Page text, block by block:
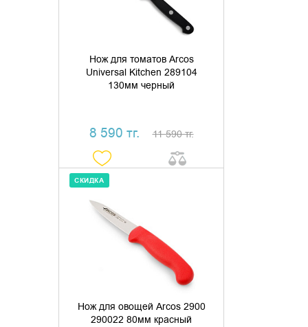
Нож для томатов Arcos
Universal Kitchen 289104
130мм черный
8 590 тг. 11 590 тг.
Нож для овощей Arcos 2900
290022 80мм красный
СКИДКА
ДОБАВИТЬ В КОРЗИНУ
КУПИТЬ В 1 КЛИК